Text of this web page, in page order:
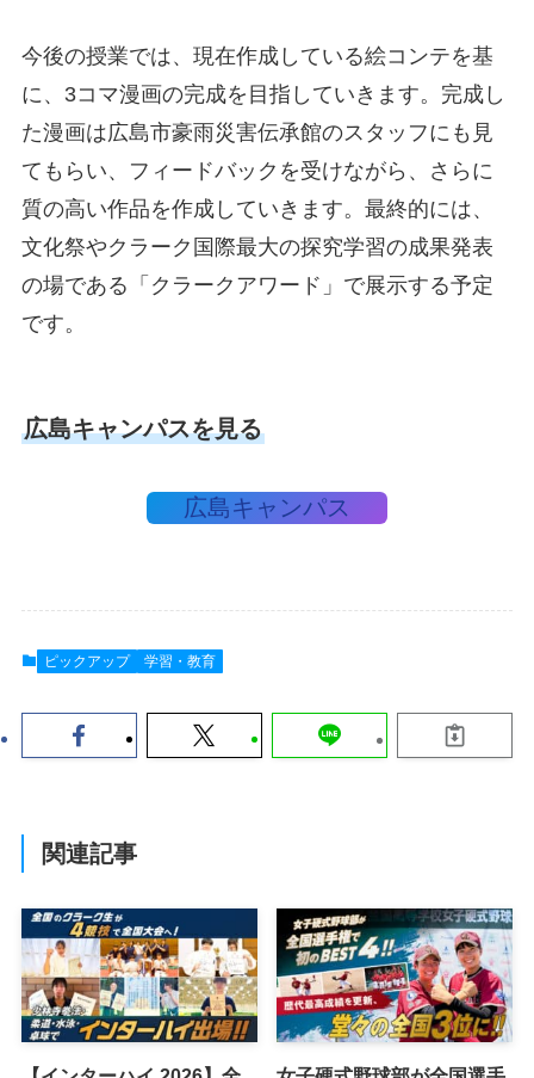
今後の授業では、現在作成している絵コンテを基
に、3コマ漫画の完成を目指していきます。完成し
た漫画は広島市豪雨災害伝承館のスタッフにも見
てもらい、フィードバックを受けながら、さらに
質の高い作品を作成していきます。最終的には、
文化祭やクラーク国際最大の探究学習の成果発表
の場である「クラークアワード」で展示する予定
です。
広島キャンパスを見る
広島キャンパス
ピックアップ 学習・教育
関連記事